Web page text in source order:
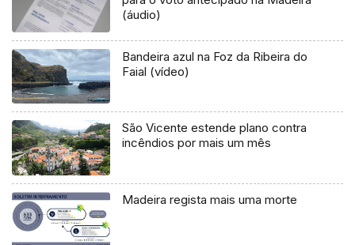
(áudio)
Bandeira azul na Foz da Ribeira do
Faial (vídeo)
São Vicente estende plano contra
incêndios por mais um mês
Madeira regista mais uma morte